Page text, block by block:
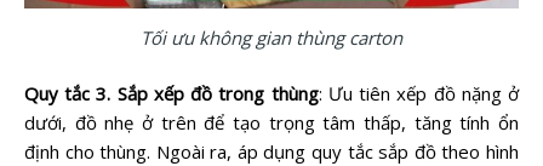
Tối ưu không gian thùng carton
Quy tắc 3. Sắp xếp đồ trong thùng: Ưu tiên xếp đồ nặng ở
dưới, đồ nhẹ ở trên để tạo trọng tâm thấp, tăng tính ổn
định cho thùng. Ngoài ra, áp dụng quy tắc sắp đồ theo hình